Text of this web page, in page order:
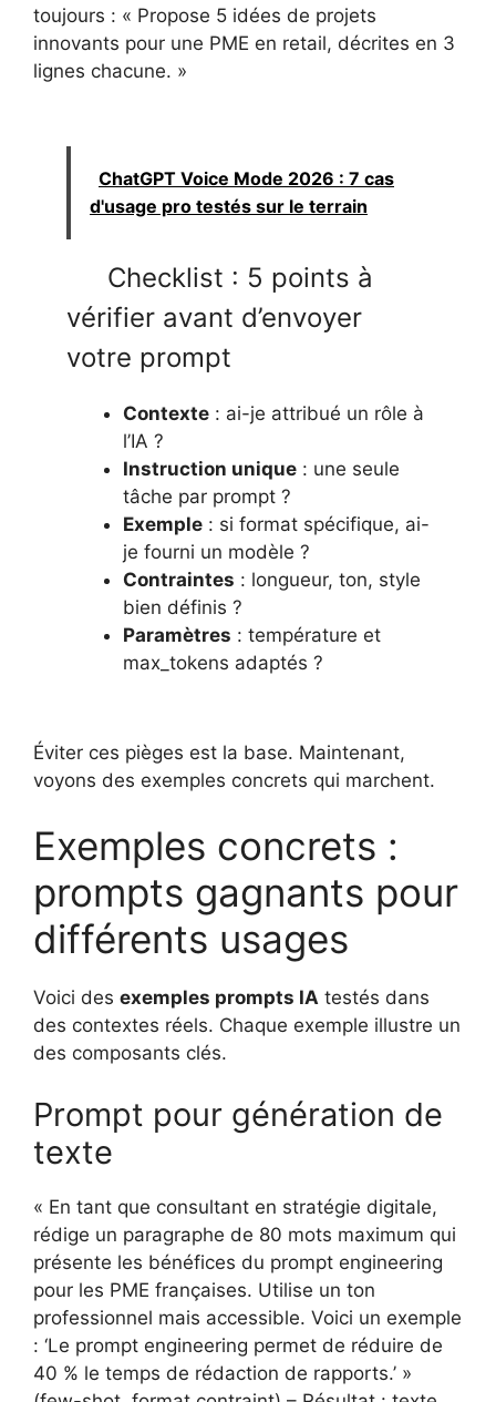
toujours : « Propose 5 idées de projets
innovants pour une PME en retail, décrites en 3
lignes chacune. »
ChatGPT Voice Mode 2026 : 7 cas
d'usage pro testés sur le terrain
Checklist : 5 points à
vérifier avant d’envoyer
votre prompt
Contexte : ai-je attribué un rôle à
l’IA ?
Instruction unique : une seule
tâche par prompt ?
Exemple : si format spécifique, ai-
je fourni un modèle ?
Contraintes : longueur, ton, style
bien définis ?
Paramètres : température et
max_tokens adaptés ?
Éviter ces pièges est la base. Maintenant,
voyons des exemples concrets qui marchent.
Exemples concrets :
prompts gagnants pour
différents usages
Voici des exemples prompts IA testés dans
des contextes réels. Chaque exemple illustre un
des composants clés.
Prompt pour génération de
texte
« En tant que consultant en stratégie digitale,
rédige un paragraphe de 80 mots maximum qui
présente les bénéfices du prompt engineering
pour les PME françaises. Utilise un ton
professionnel mais accessible. Voici un exemple
: ‘Le prompt engineering permet de réduire de
40 % le temps de rédaction de rapports.’ »